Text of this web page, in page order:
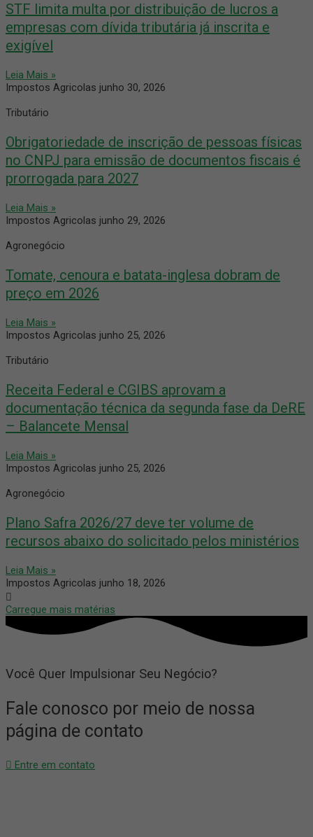
STF limita multa por distribuição de lucros a
empresas com dívida tributária já inscrita e
exigível
Leia Mais »
Impostos Agricolas junho 30, 2026
Tributário
Obrigatoriedade de inscrição de pessoas físicas
no CNPJ para emissão de documentos fiscais é
prorrogada para 2027
Leia Mais »
Impostos Agricolas junho 29, 2026
Agronegócio
Tomate, cenoura e batata-inglesa dobram de
preço em 2026
Leia Mais »
Impostos Agricolas junho 25, 2026
Tributário
Receita Federal e CGIBS aprovam a
documentação técnica da segunda fase da DeRE
– Balancete Mensal
Leia Mais »
Impostos Agricolas junho 25, 2026
Agronegócio
Plano Safra 2026/27 deve ter volume de
recursos abaixo do solicitado pelos ministérios
Leia Mais »
Impostos Agricolas junho 18, 2026
Carregue mais matérias
Você Quer Impulsionar Seu Negócio?
Fale conosco por meio de nossa
página de contato
Entre em contato